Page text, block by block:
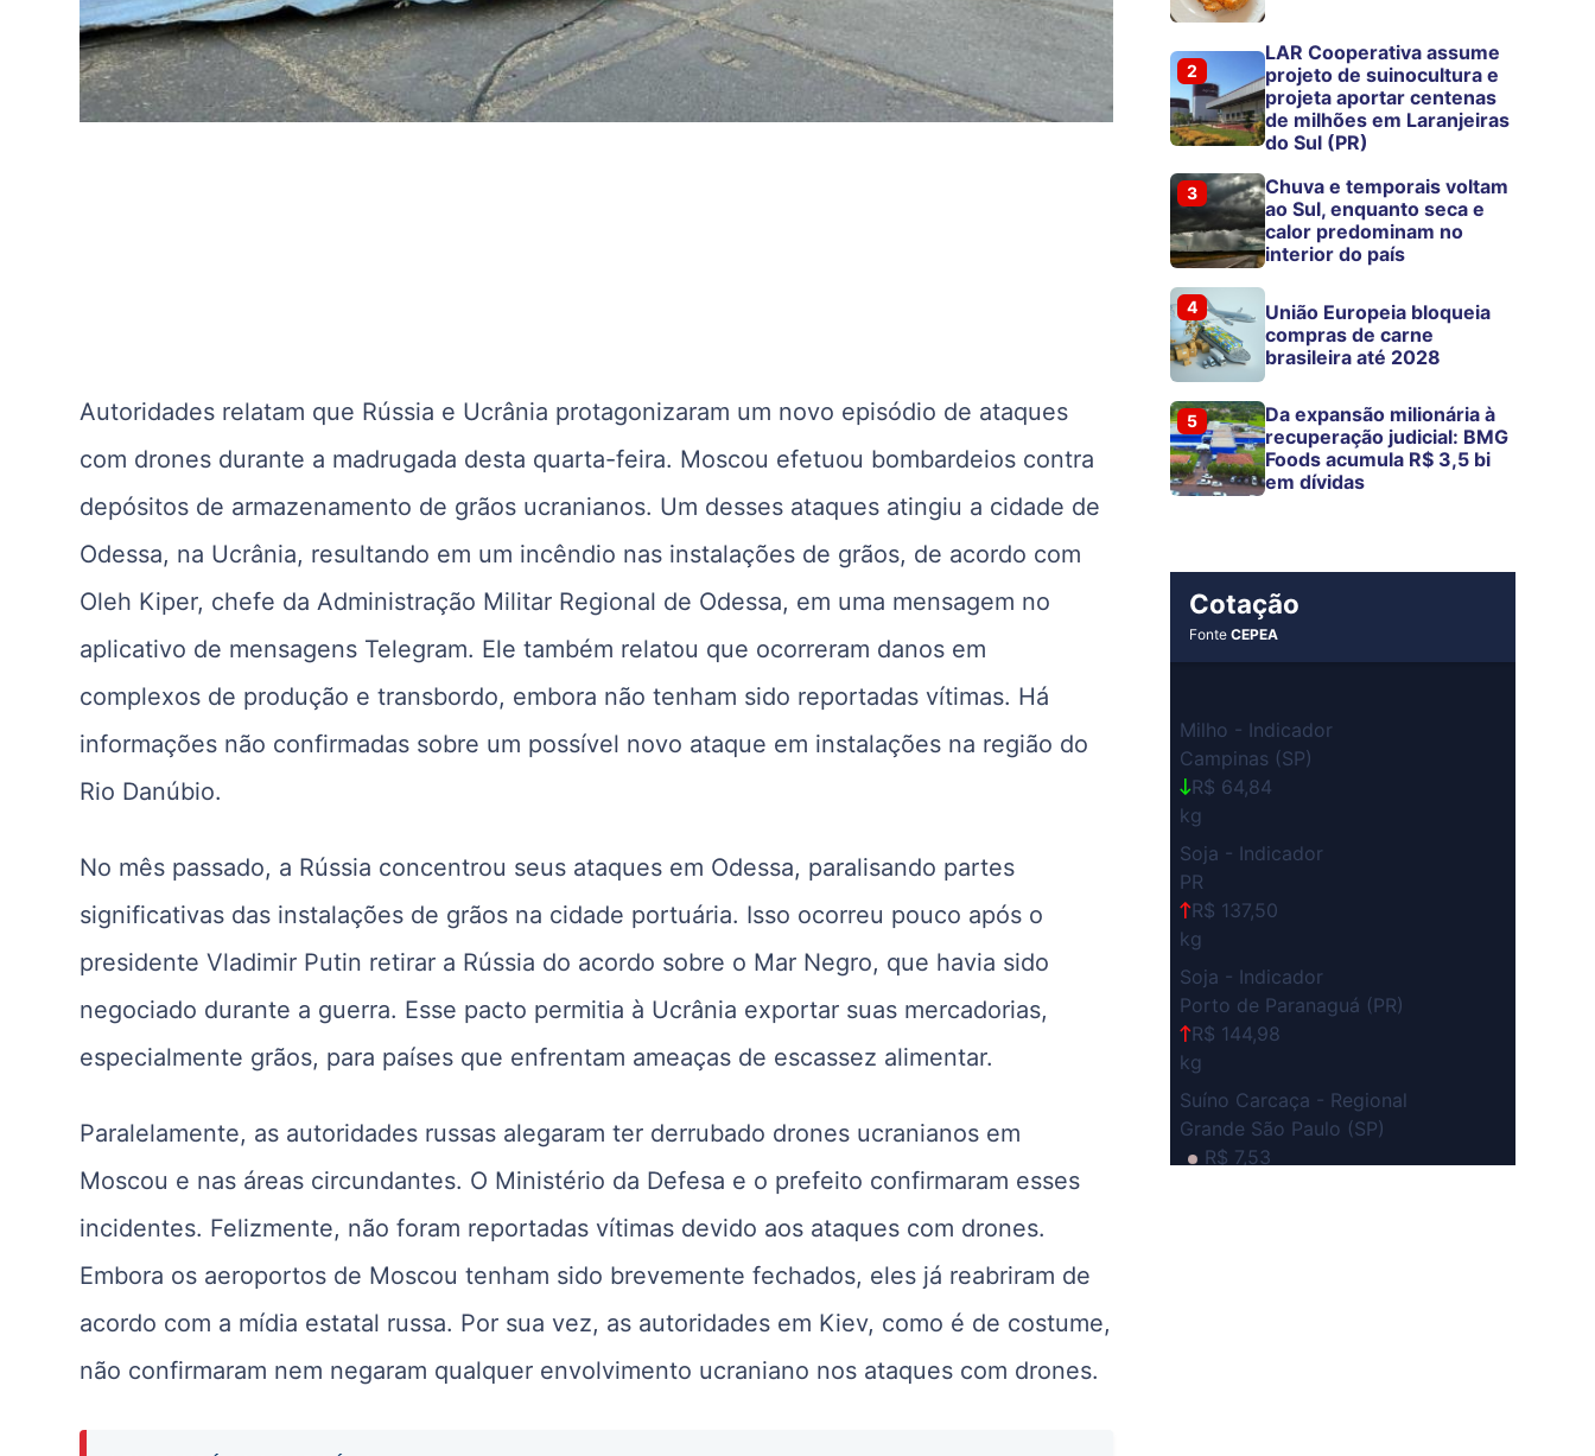
Autoridades relatam que Rússia e Ucrânia protagonizaram um novo episódio de ataques
com drones durante a madrugada desta quarta-feira. Moscou efetuou bombardeios contra
depósitos de armazenamento de grãos ucranianos. Um desses ataques atingiu a cidade de
Odessa, na Ucrânia, resultando em um incêndio nas instalações de grãos, de acordo com
Oleh Kiper, chefe da Administração Militar Regional de Odessa, em uma mensagem no
aplicativo de mensagens Telegram. Ele também relatou que ocorreram danos em
complexos de produção e transbordo, embora não tenham sido reportadas vítimas. Há
informações não confirmadas sobre um possível novo ataque em instalações na região do
Rio Danúbio.
No mês passado, a Rússia concentrou seus ataques em Odessa, paralisando partes
significativas das instalações de grãos na cidade portuária. Isso ocorreu pouco após o
presidente Vladimir Putin retirar a Rússia do acordo sobre o Mar Negro, que havia sido
negociado durante a guerra. Esse pacto permitia à Ucrânia exportar suas mercadorias,
especialmente grãos, para países que enfrentam ameaças de escassez alimentar.
Paralelamente, as autoridades russas alegaram ter derrubado drones ucranianos em
Moscou e nas áreas circundantes. O Ministério da Defesa e o prefeito confirmaram esses
incidentes. Felizmente, não foram reportadas vítimas devido aos ataques com drones.
Embora os aeroportos de Moscou tenham sido brevemente fechados, eles já reabriram de
acordo com a mídia estatal russa. Por sua vez, as autoridades em Kiev, como é de costume,
não confirmaram nem negaram qualquer envolvimento ucraniano nos ataques com drones.
2
LAR Cooperativa assume
projeto de suinocultura e
projeta aportar centenas
de milhões em Laranjeiras
do Sul (PR)
3
Chuva e temporais voltam
ao Sul, enquanto seca e
calor predominam no
interior do país
4
União Europeia bloqueia
compras de carne
brasileira até 2028
5
Da expansão milionária à
recuperação judicial: BMG
Foods acumula R$ 3,5 bi
em dívidas
Cotação
FonteCEPEA
Milho - Indicador
Campinas (SP)
R$ 64,84
kg
Soja - Indicador
PR
R$ 137,50
kg
Soja - Indicador
Porto de Paranaguá (PR)
R$ 144,98
kg
Suíno Carcaça - Regional
Grande São Paulo (SP)
R$ 7,53